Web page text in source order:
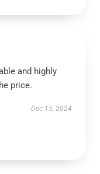
and highly
price.
Dec 15, 2024